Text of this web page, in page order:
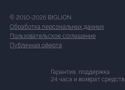
© 2010-2026 BIGLION
Обработка персональных данных
Пользовательское соглашение
Публичная оферта
Гарантия, поддержка
24 часа и возврат средств